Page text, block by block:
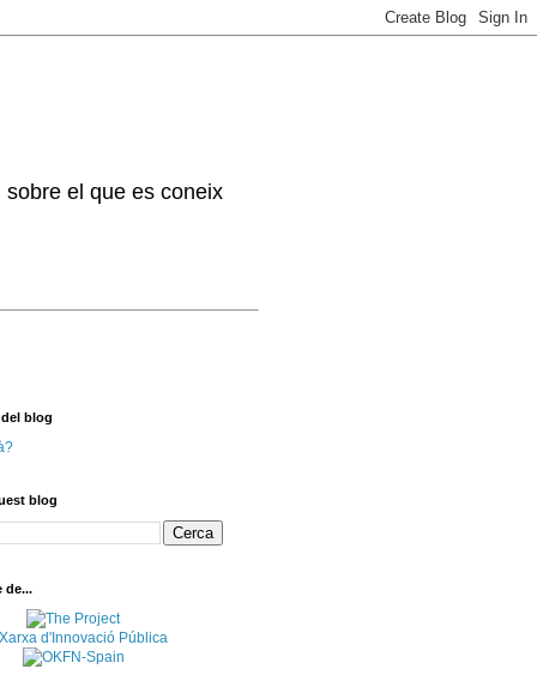
el que es coneix
blog
blog
de...